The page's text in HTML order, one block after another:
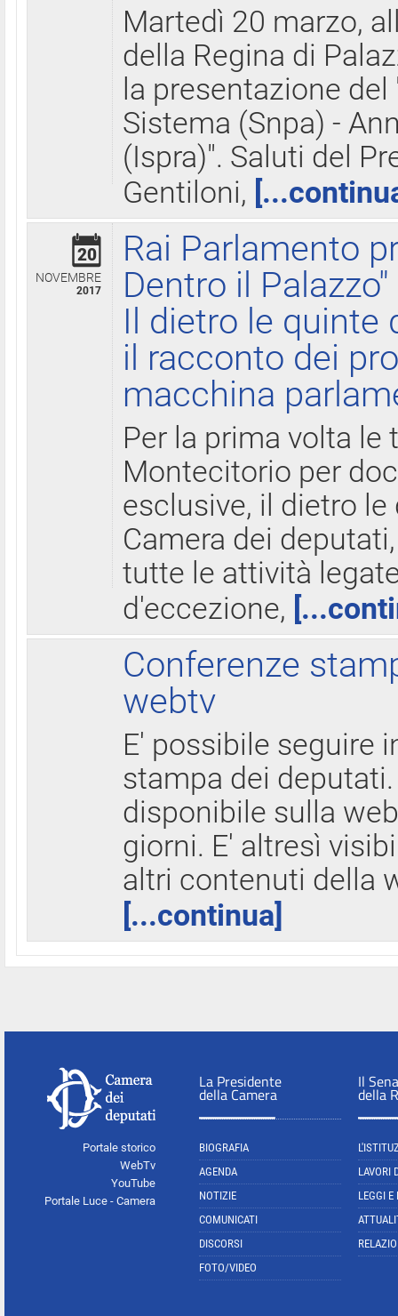
Martedì 20 marzo,
della Regina di
la presentazione
Sistema (Snpa) -
(Ispra)". Saluti del
Gentiloni,
20
NOVEMBRE
2017
Rai Parlamento
Dentro il Palazzo"
Il dietro le quinte
il racconto dei
macchina
Per la prima volta le
Montecitorio per
esclusive, il dietro
Camera dei
tutte le attività
d'eccezione,
Conferenze
webtv
E' possibile seguire
stampa dei
disponibile sulla
giorni. E' altresì
altri contenuti della
[...continua]
Portale storico
WebTv
YouTube
Portale Luce - Camera
La Presidente
della Camera
BIOGRAFIA
AGENDA
NOTIZIE
COMUNICATI
DISCORSI
FOTO/VIDEO
Il
della
LAVORI
LEGGI E